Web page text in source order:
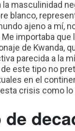
masculinidad
blanco,
ajeno a mí,
importaba que
de Kwanda,
parecida a la
de este tipo no
en el
crisis como